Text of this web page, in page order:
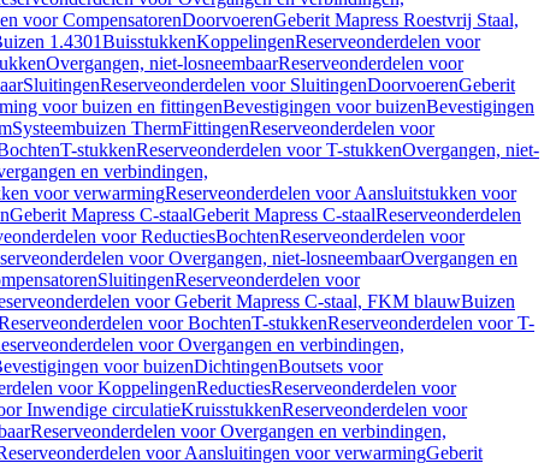
voor CompensatorenDoorvoerenGeberit Mapress Roestvrij Staal,
1.4301BuisstukkenKoppelingenReserveonderdelen voor
Overgangen, niet-losneembaarReserveonderdelen voor
SluitingenReserveonderdelen voor SluitingenDoorvoerenGeberit
voor buizen en fittingenBevestigingen voor buizenBevestigingen
Systeembuizen ThermFittingenReserveonderdelen voor
T-stukkenReserveonderdelen voor T-stukkenOvergangen, niet-
en verbindingen,
voor verwarmingReserveonderdelen voor Aansluitstukken voor
Geberit Mapress C-staalGeberit Mapress C-staalReserveonderdelen
voor ReductiesBochtenReserveonderdelen voor
voor Overgangen, niet-losneembaarOvergangen en
SluitingenReserveonderdelen voor
voor Geberit Mapress C-staal, FKM blauwBuizen
voor BochtenT-stukkenReserveonderdelen voor T-
voor Overgangen en verbindingen,
voor buizenDichtingenBoutsets voor
voor KoppelingenReductiesReserveonderdelen voor
Inwendige circulatieKruisstukkenReserveonderdelen voor
Reserveonderdelen voor Overgangen en verbindingen,
voor Aansluitingen voor verwarmingGeberit